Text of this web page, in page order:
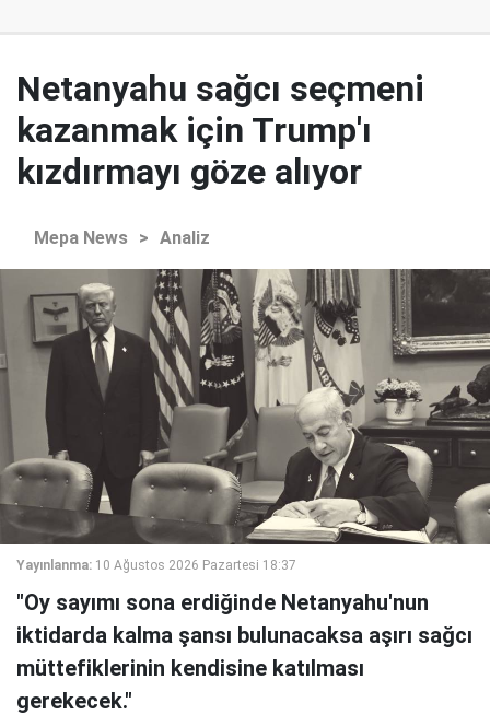
Netanyahu sağcı seçmeni
kazanmak için Trump'ı
kızdırmayı göze alıyor
Mepa News > Analiz
Yayınlanma: 10 Ağustos 2026 Pazartesi 18:37
"Oy sayımı sona erdiğinde Netanyahu'nun
iktidarda kalma şansı bulunacaksa aşırı sağcı
müttefiklerinin kendisine katılması
gerekecek."